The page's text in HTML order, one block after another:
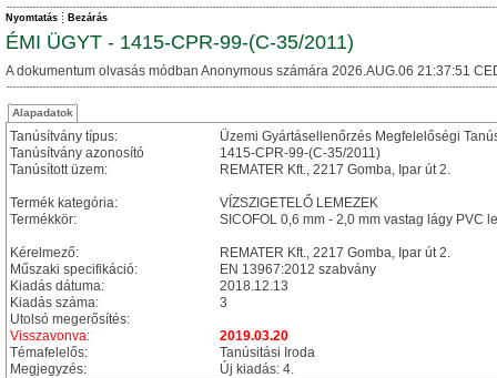
Nyomtatás Bezárás
ÉMI ÜGYT - 1415-CPR-99-(C-35/2011)
A dokumentum olvasás módban Anonymous számára 2026.AUG.06 21:37:51
Alapadatok
Tanúsítvány típus:
Üzemi Gyártásellenőrzés Megfelelőségi
Tanúsítvány azonosító
1415-CPR-99-(C-35/2011)
Tanúsított üzem:
REMATER Kft., 2217 Gomba, Ipar út 2.
Termék kategória:
VÍZSZIGETELŐ LEMEZEK
Termékkör:
SICOFOL 0,6 mm - 2,0 mm vastag lágy PVC
Kérelmező:
REMATER Kft., 2217 Gomba, Ipar út 2.
Műszaki specifikáció:
EN 13967:2012 szabvány
Kiadás dátuma:
2018.12.13
Kiadás száma:
3
Utolsó megerősítés:
Visszavonva:
2019.03.20
Témafelelős:
Tanúsitási Iroda
Megjegyzés:
Új kiadás: 4.